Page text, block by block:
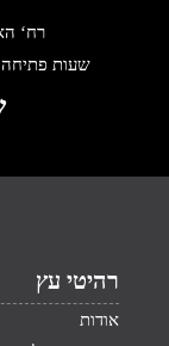
רח‘ האומנות 20 ,
שעות פתיחה: א‘-ה‘ 10:00-18:00
רהיטי עץ
אודות